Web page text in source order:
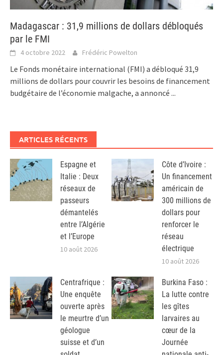
Madagascar : 31,9 millions de dollars débloqués
par le FMI
4 octobre 2022 Frédéric Powelton
Le Fonds monétaire international (FMI) a débloqué 31,9
millions de dollars pour couvrir les besoins de financement
budgétaire de l’économie malgache, a annoncé ...
ARTICLES RÉCENTS
Espagne et
Italie : Deux
réseaux de
passeurs
démantelés
entre l’Algérie
et l’Europe
10 août 2026
Côte d’Ivoire :
Un financement
américain de
300 millions de
dollars pour
renforcer le
réseau
électrique
10 août 2026
Centrafrique :
Une enquête
ouverte après
le meurtre d’un
géologue
suisse et d’un
Burkina Faso :
La lutte contre
les gîtes
larvaires au
cœur de la
Journée